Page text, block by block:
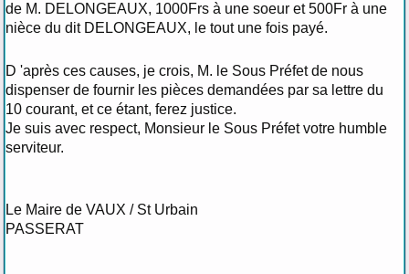
de M. DELONGEAUX, 1000Frs à une soeur et 500Fr à une
nièce du dit DELONGEAUX, le tout une fois payé.
D 'après ces causes, je crois, M. le Sous Préfet de nous
dispenser de fournir les pièces demandées par sa lettre du
10 courant, et ce étant, ferez justice.
Je suis avec respect, Monsieur le Sous Préfet votre humble
serviteur.
Le Maire de VAUX / St Urbain
PASSERAT